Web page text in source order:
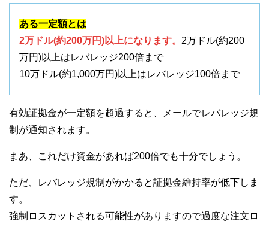
ある一定額とは
2万ドル(約200万円)以上になります。 2万ドル(約200
万円)以上はレバレッジ200倍まで
10万ドル(約1,000万円)以上はレバレッジ100倍まで
有効証拠金が一定額を超過すると、メールでレバレッジ規
制が通知されます。
まあ、これだけ資金があれば200倍でも十分でしょう。
ただ、レバレッジ規制がかかると証拠金維持率が低下しま
す。
強制ロスカットされる可能性がありますので過度な注文ロ